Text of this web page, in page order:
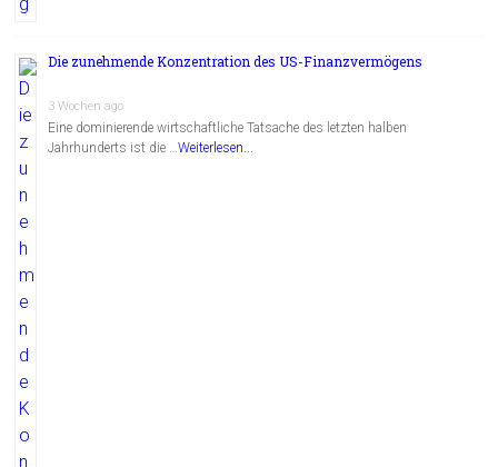
Die zunehmende Konzentration des US-Finanzvermögens
3 Wochen ago
Eine dominierende wirtschaftliche Tatsache des letzten halben
Jahrhunderts ist die …Weiterlesen...